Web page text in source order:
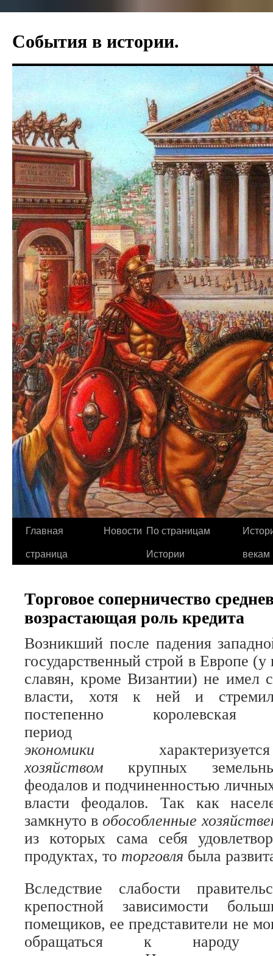
содержимому
События в истории.
Главная
страница
Новости По страницам
Истории
векам
Торговое соперничество
возрастающая роль кредита
Возникший после падения
государственный строй в Европе (у
славян, кроме Византии) не имел
власти, хотя к ней и
постепенно
экономики
хозяйствомкрупных
феодалов и подчиненностью
власти феодалов. Так как
замкнуто вобособленные
из которых сама себя
продуктах, то торговля была
Вследствие слабости
крепостной зависимости
помещиков, ее представители не
обращаться к народу